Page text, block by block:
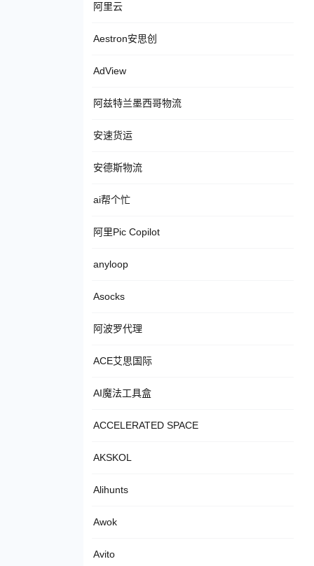
阿里云
Aestron安思创
AdView
阿兹特兰墨西哥物流
安速货运
安德斯物流
ai帮个忙
阿里Pic Copilot
anyloop
Asocks
阿波罗代理
ACE艾思国际
AI魔法工具盒
ACCELERATED SPACE
AKSKOL
Alihunts
Awok
Avito